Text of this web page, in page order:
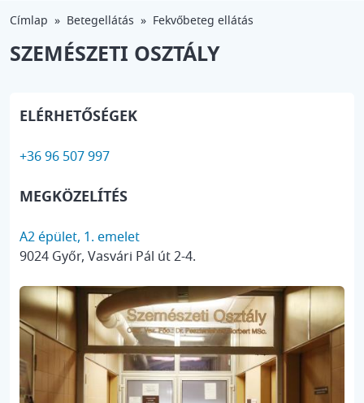
Címlap Betegellátás Fekvőbeteg ellátás
SZEMÉSZETI OSZTÁLY
ELÉRHETŐSÉGEK
+36 96 507 997
MEGKÖZELÍTÉS
A2 épület, 1. emelet
9024 Győr, Vasvári Pál út 2-4.